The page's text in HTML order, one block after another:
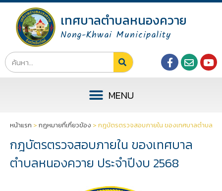
เทศบาลตำบลหนองควาย
Nong-Khwai Municipality
หน้าแรก > กฎหมายที่เกี่ยวข้อง > กฎบัตรตรวจสอบภายใน ของเทศบาลตำบลหน
กฎบัตรตรวจสอบภายใน ของเทศบาล
ตำบลหนองควาย ประจำปีงบ 2568